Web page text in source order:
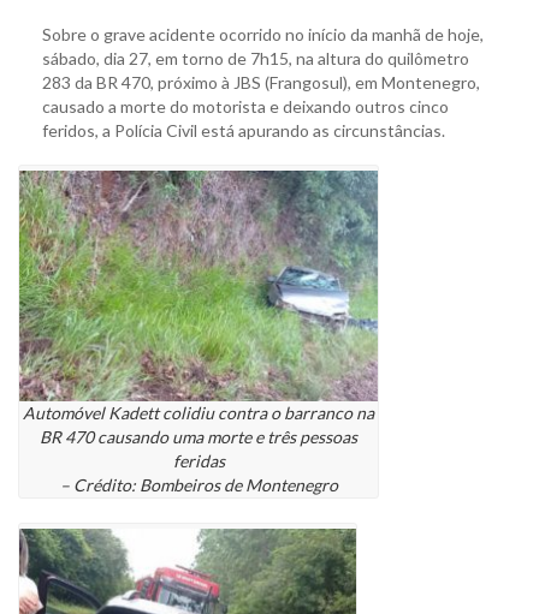
Sobre o grave acidente ocorrido no início da manhã de hoje,
sábado, dia 27, em torno de 7h15, na altura do quilômetro
283 da BR 470, próximo à JBS (Frangosul), em Montenegro,
causado a morte do motorista e deixando outros cinco
feridos, a Polícia Civil está apurando as circunstâncias.
Automóvel Kadett colidiu contra o barranco na
BR 470 causando uma morte e três pessoas
feridas
– Crédito: Bombeiros de Montenegro